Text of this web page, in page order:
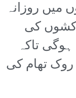
میں روزانہ
کشوں کی
ہوگی تاکہ
تھام کی